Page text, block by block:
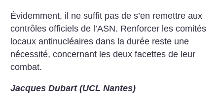
Évidemment, il ne suffit pas de s’en remettre aux
contrôles officiels de l’ASN. Renforcer les comités
locaux antinucléaires dans la durée reste une
nécessité, concernant les deux facettes de leur
combat.
Jacques Dubart (UCL Nantes)